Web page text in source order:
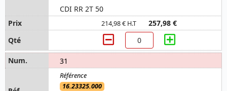
CDI RR 2T 50
214,98 € H.T 257,98 €
31
16.23325.000